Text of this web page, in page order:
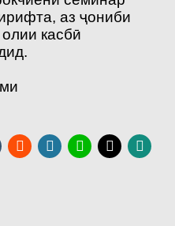
аз ҷониби
касбӣ